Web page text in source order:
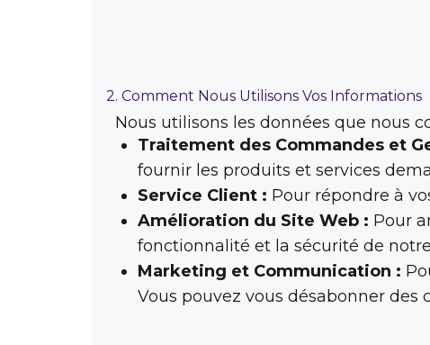
2. Comment Nous Utilisons Vos Informations
Nous utilisons les données que nous
Traitement des Commandes et
fournir les produits et services
Service Client : Pour répondre à
Amélioration du Site Web : Pour
fonctionnalité et la sécurité de
Marketing et Communication :
Vous pouvez vous désabonner